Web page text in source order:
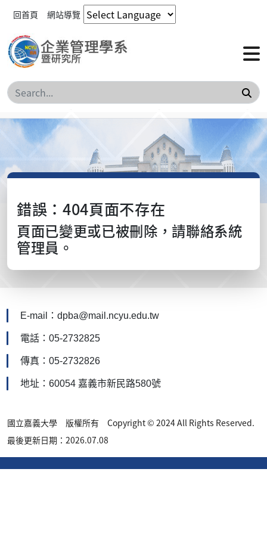
回首頁 網站導覽
搜
錯誤：404頁面不存在
頁面已變更或已被刪除，請聯絡系統
管理員。
E-mail：dpba@mail.ncyu.edu.tw
電話：05-2732825
傳真：05-2732826
地址：60054 嘉義市新民路580號
國立嘉義大學 版權所有 Copyright © 2024 All Rights Reserved.
最後更新日期：2026.07.08